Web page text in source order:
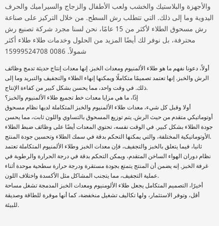
والأجهزة والبلاستيك والخشب ولعب الأطفال والزجاج والسيراميك والحرف
اليدوية وما إلى ذلك. التي تتطلب رش السطح. من خلال التركيز على صناعة
رش مسحوق الطلاء لأكثر من 15 عامًا، نحن لسنا مجرد شركة تصنيع رش
محترفة، بل نوفر لك أيضًا المزيد من الحلول وخدمات طلاء طلاء أكثر
شمولاً. 0086 15999524708
أولاً، دعونا نفهم ما هو طلاء الألمنيوم ومعدات الخبز. إنها معدات إنتاج حديثة تدمج وظائف
الرش والخبز. إنها تعتمد تصميمًا متكاملًا ويمكنها إنهاء الطلاء والتجفيف والتبريد وما إلى
ذلك. في وقت واحد، مما يحسن بشكل كبير من كفاءة الإنتاج.
إذًا، ما هي مزايا معدات خط تجميع طلاء الألمنيوم والخبز؟
أولا وقبل كل شيء، معدات طلاء الألمنيوم والخبز المتكاملة لديها نظام مسحوق
أوتوماتيكي متقدم من حيث الرش. يتم توزيع المسحوق بالتساوي واللون ثابت، مما يحسن
جودة الطلاء بشكل كبير. في الوقت نفسه، تحتوي المعدات أيضًا على وظائف ضبط الطلاء
الأوتوماتيكية المختلفة، والتي يمكنها التحكم بدقة في سمك الطلاء وتحسين جودة المنتج.
ثانيا، فيما يتعلق بالخبز والتجفيف، فإن معدات الخبز وطلاء الألمنيوم المتكاملة تعتمد
نظام دوران الهواء الساخن المتقدم، ويمكن التحكم بدقة في درجة الحرارة والرطوبة في
غرفة الخبز. إنه يضمن أن المنتج يتمتع بجودة مستقرة ودرجة حرارة سطحية موحدة أثناء
عملية التجفيف، مما يتجنب المشاكل مثل الأكسدة واختلاف اللون.
أخيرًا، التصميم المتكامل يجعل طلاء الألومنيوم ومعدات الخبز المدمجة تشغل مساحة
أقل، وتوفر الاستثمار، ولها تكاليف تشغيل منخفضة، كما أنها موفرة للطاقة وصديقة
للبيئة.